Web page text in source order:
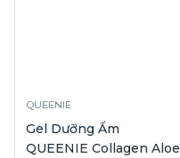
QUEENIE
Gel Dưỡng Ẩm
QUEENIE Collagen Aloe